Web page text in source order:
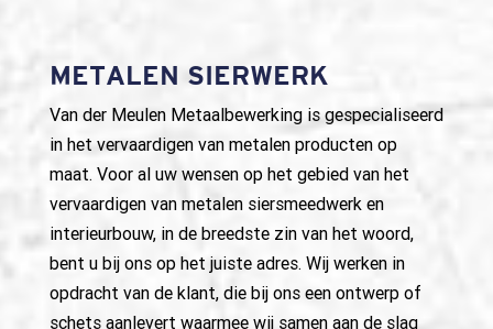
METALEN SIERWERK
Van der Meulen Metaalbewerking is gespecialiseerd
in het vervaardigen van metalen producten op
maat. Voor al uw wensen op het gebied van het
vervaardigen van metalen siersmeedwerk en
interieurbouw, in de breedste zin van het woord,
bent u bij ons op het juiste adres. Wij werken in
opdracht van de klant, die bij ons een ontwerp of
schets aanlevert waarmee wij samen aan de slag